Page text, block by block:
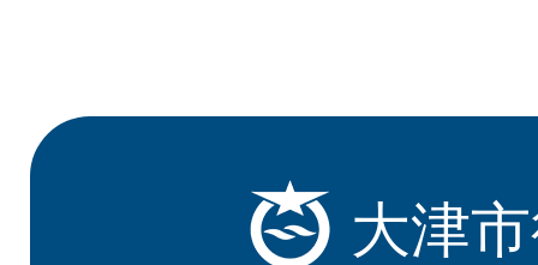
大津